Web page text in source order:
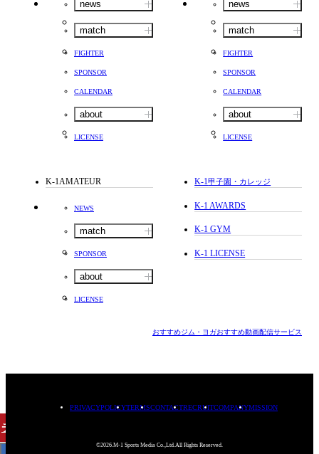
チケット
news
match
FIGHTER
SPONSOR
CALENDAR
about
LICENSE
news
match
FIGHTER
SPONSOR
CALENDAR
about
LICENSE
K-1AMATEUR
NEWS
match
SPONSOR
about
LICENSE
K-1甲子園・カレッジ
K-1 AWARDS
K-1 GYM
K-1 LICENSE
おすすめジム・ヨガおすすめ動画配信サービス
PRIVACYPOLICYTERMSCONTACTRECRUITCOMPANYMISSION
©2026.M-1 Sports Media Co.,Ltd.All Rights Reserved.